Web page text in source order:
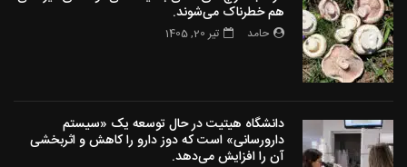
هم خطرناک می‌شوند.
حامد تیر 20, 1405
دانشگاه هیتیت در حال توسعه یک «سیستم
دارورسانی» است که دوز دارو را کاهش و اثربخشی
آن را افزایش می‌دهد.